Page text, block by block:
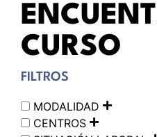
CURSO
FILTROS
MODALIDAD
CENTROS